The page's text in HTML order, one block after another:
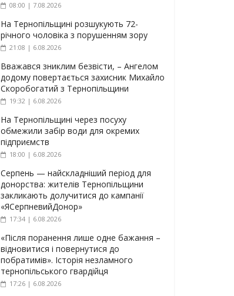
08:00 | 7.08.2026
На Тернопільщині розшукують 72-
річного чоловіка з порушенням зору
21:08 | 6.08.2026
Вважався зниклим безвісти, – Ангелом
додому повертається захисник Михайло
Скоробогатий з Тернопільщини
19:32 | 6.08.2026
На Тернопільщині через посуху
обмежили забір води для окремих
підприємств
18:00 | 6.08.2026
Серпень — найскладніший період для
донорства: жителів Тернопільщини
закликають долучитися до кампанії
«ЯСерпневийДонор»
17:34 | 6.08.2026
«Після поранення лише одне бажання –
відновитися і повернутися до
побратимів». Історія незламного
тернопільського гвардійця
17:26 | 6.08.2026